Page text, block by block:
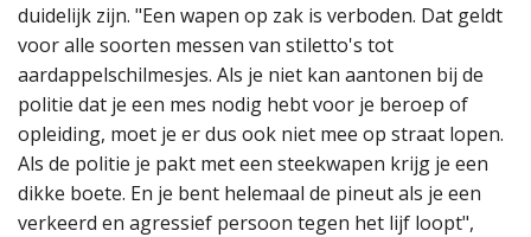
duidelijk zijn. "Een wapen op zak is verboden. Dat geldt
voor alle soorten messen van stiletto's tot
aardappelschilmesjes. Als je niet kan aantonen bij de
politie dat je een mes nodig hebt voor je beroep of
opleiding, moet je er dus ook niet mee op straat lopen.
Als de politie je pakt met een steekwapen krijg je een
dikke boete. En je bent helemaal de pineut als je een
verkeerd en agressief persoon tegen het lijf loopt",